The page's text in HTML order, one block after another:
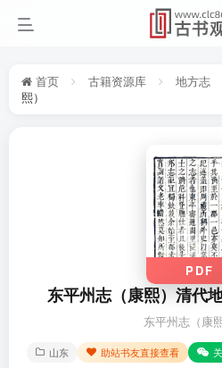
首页 古籍资源库 地方志
熙）
PDF
东平州志（康熙）清代
东平州志（康
山东 助站书友直接查看